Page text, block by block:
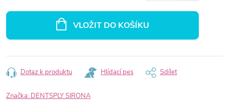
VLOŽIT DO KOŠÍKU
Dotaz k produktu Hlídací pes Sdílet
Značka: DENTSPLY SIRONA